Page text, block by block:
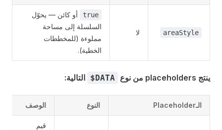
areaStyle لا
true
أو كائن — يحوّل
السلسلة إلى مساحة
مملوءة (للمخططات
الخطية).
ينتج placeholders من نوع $DATA التالية:
الـPlaceholder النوع الوصف
قيم